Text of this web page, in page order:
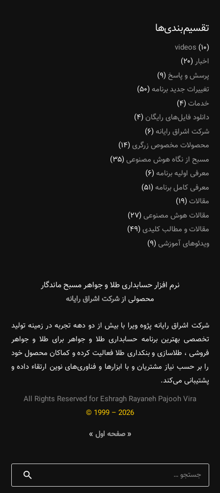
تقسیم‌بندی‌ها
videos (۱۰)
اخبار(۲۰)
پرسش و پاسخ (۹)
تغییرات جدید برنامه (۵۰)
خدمات(۴)
دانلود فایل‌های رایگان(۴)
شرکت اشراق رایانه (۶)
محصولات مخصوص زرگری(۱۴)
مسبح از نگاه هوش مصنوعی(۳۵)
معرفی اولیه برنامه (۶)
معرفی کامل برنامه (۵۱)
مقالات(۱۹)
مقالات هوش مصنوعی(۲۷)
مقالات و مطالب کلیدی(۴۹)
ویدئوهای آموزشی(۹)
نرم افزار حسابداری طلا و جواهر مسبح ماندگار‌
محصولی ازشرکت اشراق رایانه
شرکت اشراق رایانه پژوه ویرا با بیش از دو دهه تجربه در زمینه تولید
تخصصی بهترین برنامه حسابداری طلا و جواهر برای طلا و جواهر
فروشی ، طلاسازی و بنکداری طلا فعالیت کرده و کماکان محصول خود
را بر حسب نیاز مشتریان و با ابزارها و فناوری‌های نوین ارتقاء داده و
پشتیبانی می‌کند.
All Rights Reserved for Eshragh Rayaneh Pajooh Vira
© 1999 – 2026
«صفحه اول »
برای: